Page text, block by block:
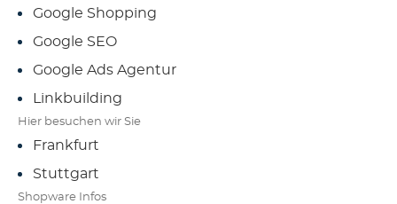
Google Shopping
Google SEO
Google Ads Agentur
Linkbuilding
Hier besuchen wir Sie
Frankfurt
Stuttgart
Shopware Infos